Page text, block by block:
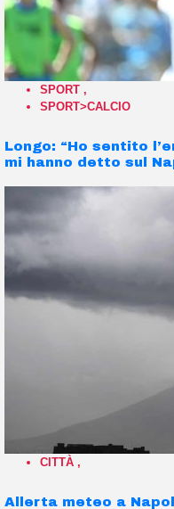
SPORT ,
SPORT>CALCIO
Longo: “Ho sentito
mi hanno detto sul
CITTÀ ,
Allerta meteo a